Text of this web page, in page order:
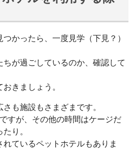
かったら、一度見学（下見？）
が過ごしているのか、確認して
きましょう。
も施設もさまざまです。
すが、その他の時間はケージだ
り。
ているペットホテルもありま